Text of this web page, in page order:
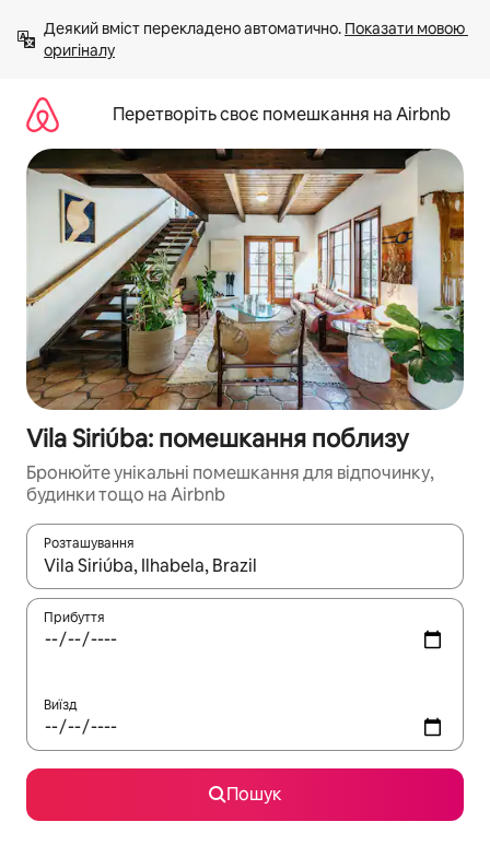
вмісту
Деякий вміст перекладено автоматично. Показати мовою
оригіналу
Перетворіть своє помешкання на Airbnb
Vila Siriúba: помешкання поблизу
Бронюйте унікальні помешкання для відпочинку,
будинки тощо на Airbnb
Розташування
Отримавши результати пошуку, використовуйте для
Прибуття
Виїзд
Пошук